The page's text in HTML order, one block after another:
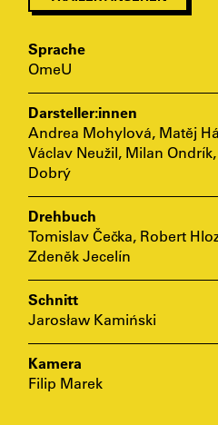
Sprache
OmeU
Darsteller:innen
Andrea Mohylová, Matěj
Václav Neužil, Milan
Dobrý
Drehbuch
Tomislav Čečka, Robert
Zdeněk Jecelín
Schnitt
Jarosław Kamiński
Kamera
Filip Marek